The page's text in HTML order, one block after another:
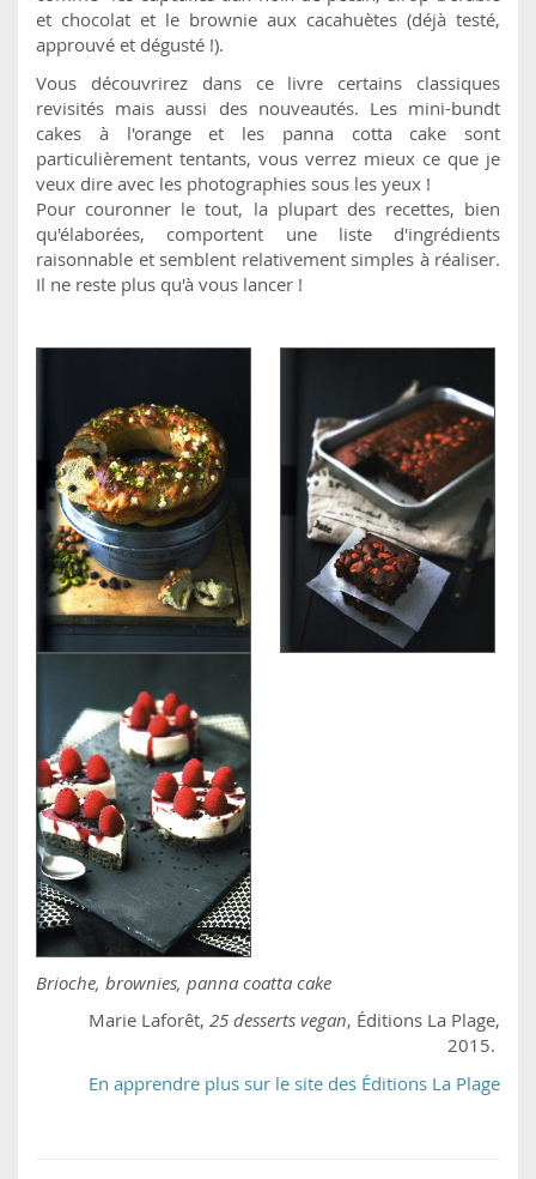
et chocolat et le brownie aux cacahuètes (déjà testé,
approuvé et dégusté !).
Vous découvrirez dans ce livre certains classiques
revisités mais aussi des nouveautés. Les mini-bundt
cakes à l'orange et les panna cotta cake sont
particulièrement tentants, vous verrez mieux ce que je
veux dire avec les photographies sous les yeux !
Pour couronner le tout, la plupart des recettes, bien
qu'élaborées, comportent une liste d'ingrédients
raisonnable et semblent relativement simples à réaliser.
Il ne reste plus qu'à vous lancer !
Brioche, brownies, panna coatta cake
Marie Laforêt, 25 desserts vegan, Éditions La Plage,
2015.
En apprendre plus sur le site des Éditions La Plage